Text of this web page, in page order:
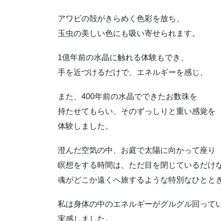
アワビの殻がきらめく色彩を放ち、
玉虫の美しい色にも吸い寄せられます。
1億年前の水晶に触れる体験もでき、
手を近づけるだけで、エネルギーを感じ、
また、400年前の水晶でできたお数珠を
持たせてもらい、そのずっしりと重い感覚を
体験しました。
澄んだ空気の中、お庭で太陽に向かって座り
瞑想をする時間は、ただ目を閉じているだけ
魂がどこか遠くへ旅するような特別なひとと
私は身体の中のエネルギーがグルグル回って
実感しました。